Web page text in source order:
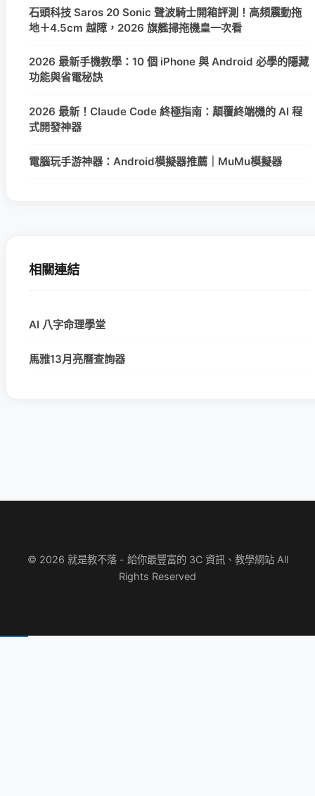
石頭科技 Saros 20 Sonic 聲波騎士開箱評測！高頻震動拖
地＋4.5cm 越障，2026 旗艦掃拖機皇一次看
2026 最新手機教學：10 個 iPhone 與 Android 必學的隱藏
功能與省電秘訣
2026 最新！Claude Code 終極指南：顛覆終端機的 AI 程
式開發神器
電腦玩手游神器：Android模擬器推薦｜MuMu模擬器
相關連結
AI 八字命理學堂
馬雅13月亮曆查詢器
© 2026 就是教不落 - 給你最豐富的 3C 資訊、教學網站 All
Rights Reserved